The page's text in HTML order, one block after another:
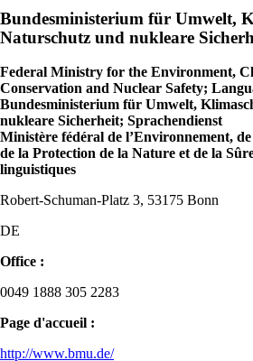
Bundesministerium für Umwelt,
Naturschutz und nukleare
Federal Ministry for the Environment,
Conservation and Nuclear Safety;
Bundesministerium für Umwelt,
nukleare Sicherheit; Sprachendienst
Ministère fédéral de l’Environnement,
de la Protection de la Nature et de la
linguistiques
Robert-Schuman-Platz 3, 53175 Bonn
DE
Office :
0049 1888 305 2283
Page d'accueil :
http://www.bmu.de/